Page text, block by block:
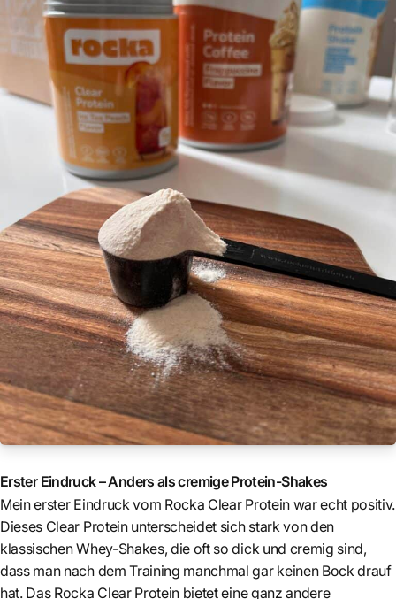
Erster Eindruck – Anders als cremige Protein-Shakes
Mein erster Eindruck vom Rocka Clear Protein war echt positiv.
Dieses Clear Protein unterscheidet sich stark von den
klassischen Whey-Shakes, die oft so dick und cremig sind,
dass man nach dem Training manchmal gar keinen Bock drauf
hat. Das Rocka Clear Protein bietet eine ganz andere